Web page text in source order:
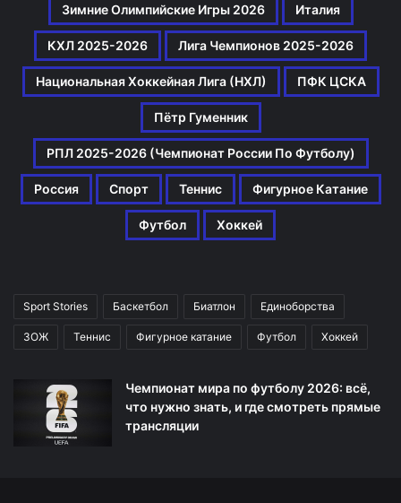
Зимние Олимпийские Игры 2026 Италия
КХЛ 2025-2026 Лига Чемпионов 2025-2026
Национальная Хоккейная Лига (НХЛ) ПФК ЦСКА
Пётр Гуменник
РПЛ 2025-2026 (Чемпионат России По Футболу)
Россия Спорт Теннис Фигурное Катание
Футбол Хоккей
Sport Stories Баскетбол Биатлон Единоборства
ЗОЖ Теннис Фигурное катание Футбол Хоккей
Чемпионат мира по футболу 2026: всё,
что нужно знать, и где смотреть прямые
трансляции